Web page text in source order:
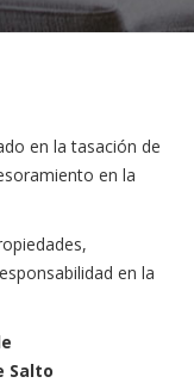
en la tasación de
en la
en la
Salto